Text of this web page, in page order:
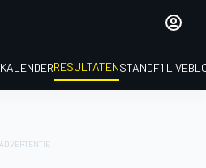
KALENDERRESULTATENSTANDF1